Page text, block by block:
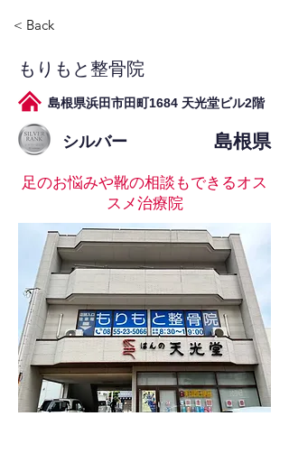
< Back
もりもと整骨院
島根県浜田市田町1684 天光堂ビル2階
シルバー 島根県
足のお悩みや靴の相談もできるオス
スメ治療院